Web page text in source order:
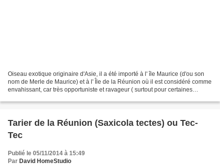
Oiseau exotique originaire d'Asie, il a été importé à l' île Maurice (d'ou son
nom de Merle de Maurice) et à l' Île de la Réunion où il est considéré comme
envahissant, car très opportuniste et ravageur ( surtout pour certaines
Tarier de la Réunion (Saxicola tectes) ou Tec-
Tec
Publié le 05/11/2014 à 15:49
Par David HomeStudio